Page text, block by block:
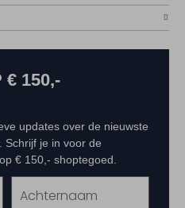
€ 150,-
updates over de nieuwste
Schrijf je in voor de
€ 150,- shoptegoed.